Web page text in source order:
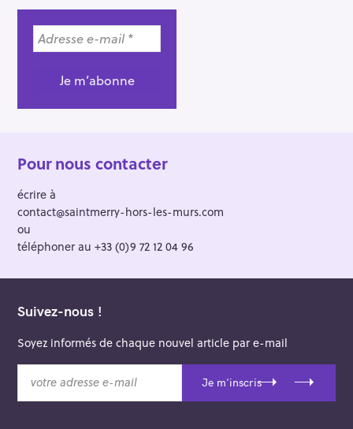
Pour nous contacter
écrire à
contact@saintmerry-hors-les-murs.com
ou
téléphoner au +33 (0)9 72 12 04 96
Suivez-nous !
Soyez informés de chaque nouvel article par e-mail
t
Je m'inscris